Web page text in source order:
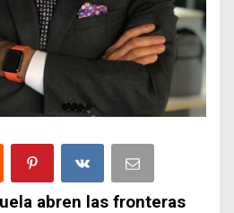
abren las fronteras